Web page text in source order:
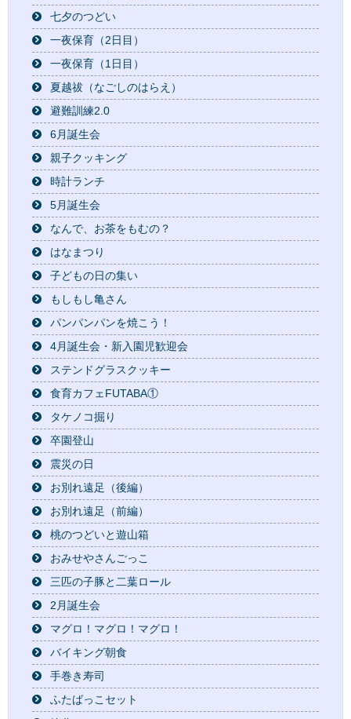
七夕のつどい
一夜保育（2日目）
一夜保育（1日目）
夏越祓（なごしのはらえ）
避難訓練2.0
6月誕生会
親子クッキング
時計ランチ
5月誕生会
なんで、お茶をもむの？
はなまつり
子どもの日の集い
もしもし亀さん
パンパンパンを焼こう！
4月誕生会・新入園児歓迎会
ステンドグラスクッキー
食育カフェFUTABA①
タケノコ掘り
卒園登山
震災の日
お別れ遠足（後編）
お別れ遠足（前編）
桃のつどいと遊山箱
おみせやさんごっこ
三匹の子豚と二葉ロール
2月誕生会
マグロ！マグロ！マグロ！
バイキング朝食
手巻き寿司
ふたばっこセット